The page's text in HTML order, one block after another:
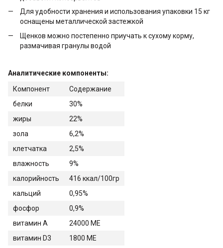
Для удобности хранения и использования упаковки 15 кг
оснащены металлической застежкой
Щенков можно постепенно приучать к сухому корму,
размачивая гранулы водой
Аналитические компоненты:
Компонент
Содержание
белки
30%
жиры
22%
зола
6,2%
клетчатка
2,5%
влажность
9%
калорийность
416 ккал/100гр
кальций
0,95%
фосфор
0,9%
витамин А
24000 МЕ
витамин D3
1800 МЕ